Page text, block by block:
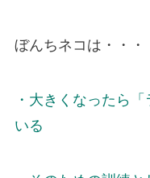
ぼんちネコは・・・
・大きくなったら
いる